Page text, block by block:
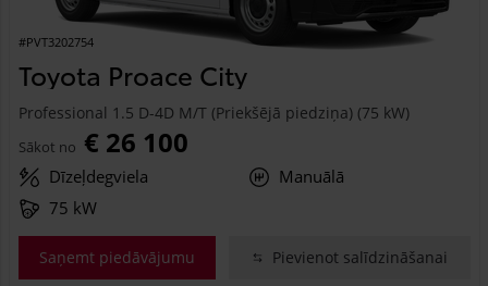
#PVT3202754
Toyota Proace City
Professional 1.5 D-4D M/T (Priekšējā piedziņa) (75 kW)
Sākot no € 26 100
Dīzeļdegviela
Manuālā
75 kW
Saņemt piedāvājumu Pievienot salīdzināšanai